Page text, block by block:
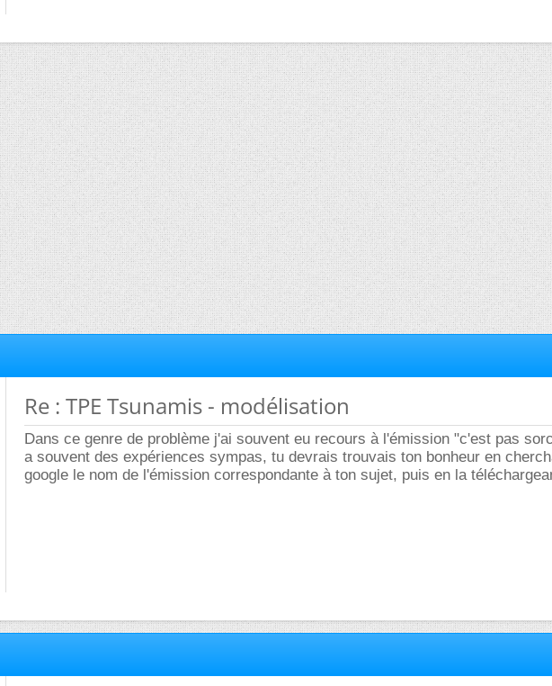
Re : TPE Tsunamis - modélisation
Dans ce genre de problème j'ai souvent eu recours à l'émission "c'est pas
a souvent des expériences sympas, tu devrais trouvais ton bonheur en
google le nom de l'émission correspondante à ton sujet, puis en la